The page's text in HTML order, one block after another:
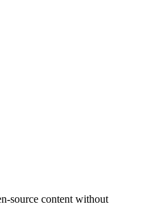
source content without